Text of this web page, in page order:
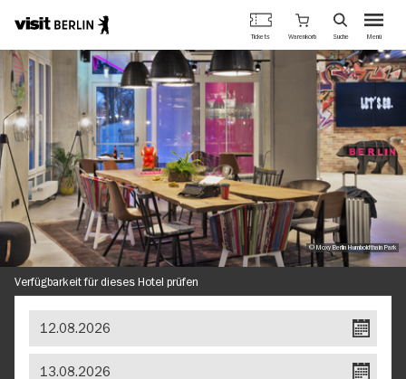
Direkt
zum
Inhalt
Berlins
offizielles
Tourismusportal
Menü
Tickets Warenkorb Suche
© Moxy Berlin Humboldthain Park
Verfügbarkeit für dieses Hotel prüfen